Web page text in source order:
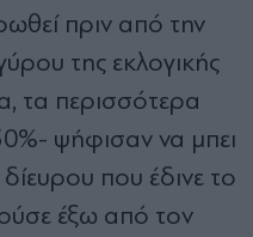
πριν από την
της εκλογικής
τα περισσότερα
ψήφισαν να μπει
που έδινε το
έξω από τον